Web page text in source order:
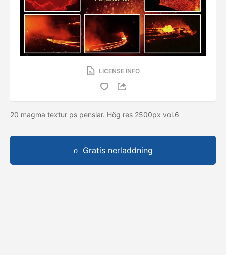
LICENSE INFO
20 magma textur ps penslar. Hög res 2500px vol.6
Gratis nerladdning